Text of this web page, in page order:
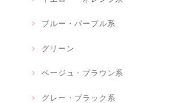
ブルー・パープル系
グリーン
ベージュ・ブラウン系
グレー・ブラック系